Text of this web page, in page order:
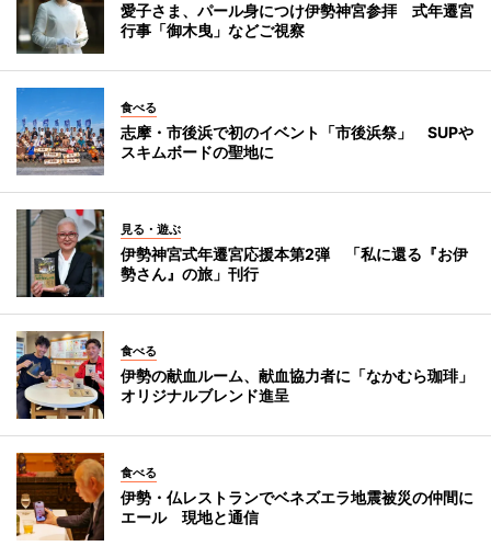
愛子さま、パール身につけ伊勢神宮参拝 式年遷宮
行事「御木曳」などご視察
食べる
志摩・市後浜で初のイベント「市後浜祭」 SUPや
スキムボードの聖地に
見る・遊ぶ
伊勢神宮式年遷宮応援本第2弾 「私に還る『お伊
勢さん』の旅」刊行
食べる
伊勢の献血ルーム、献血協力者に「なかむら珈琲」
オリジナルブレンド進呈
食べる
伊勢・仏レストランでベネズエラ地震被災の仲間に
エール 現地と通信